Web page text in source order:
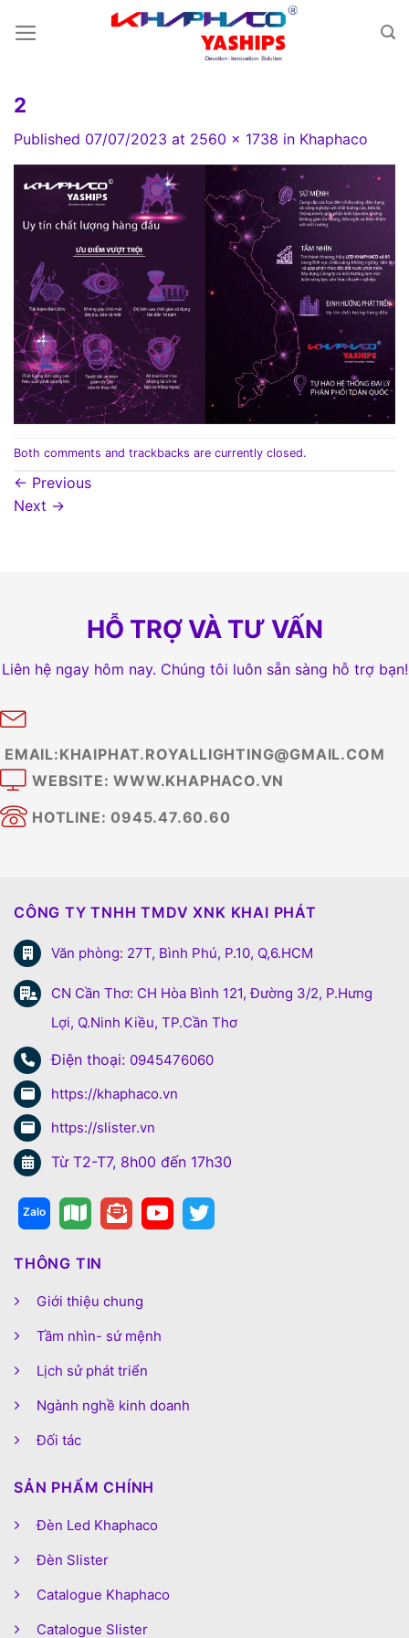
2
Published 07/07/2023 at 2560 × 1738 in Khaphaco
Both comments and trackbacks are currently closed.
← Previous
Next →
HỖ TRỢ VÀ TƯ VẤN
Liên hệ ngay hôm nay. Chúng tôi luôn sẵn sàng hỗ trợ bạn!
EMAIL:KHAIPHAT.ROYALLIGHTING@GMAIL.COM
WEBSITE: WWW.KHAPHACO.VN
HOTLINE: 0945.47.60.60
CÔNG TY TNHH TMDV XNK KHAI PHÁT
Văn phòng: 27T, Bình Phú, P.10, Q,6.HCM
CN Cần Thơ: CH Hòa Bình 121, Đường 3/2, P.Hưng
Lợi, Q.Ninh Kiều, TP.Cần Thơ
Điện thoại: 0945476060
https://khaphaco.vn
https://slister.vn
Từ T2-T7, 8h00 đến 17h30
THÔNG TIN
Giới thiệu chung
Tầm nhìn- sứ mệnh
Lịch sử phát triển
Ngành nghề kinh doanh
Đối tác
SẢN PHẨM CHÍNH
Đèn Led Khaphaco
Đèn Slister
Catalogue Khaphaco
Catalogue Slister